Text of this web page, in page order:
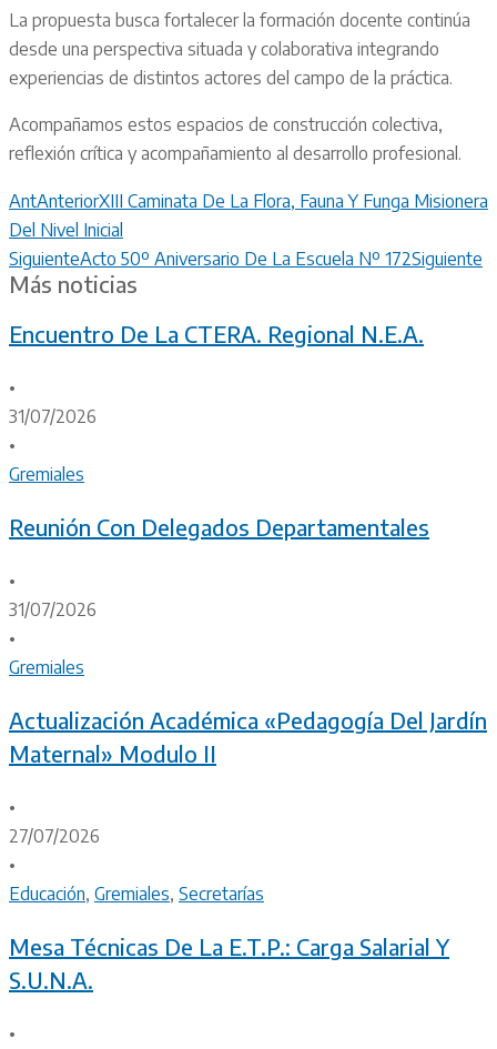
La propuesta busca fortalecer la formación docente continúa
desde una perspectiva situada y colaborativa integrando
experiencias de distintos actores del campo de la práctica.
Acompañamos estos espacios de construcción colectiva,
reflexión crítica y acompañamiento al desarrollo profesional.
AntAnteriorXIII Caminata De La Flora, Fauna Y Funga Misionera
Del Nivel Inicial
SiguienteActo 50º Aniversario De La Escuela Nº 172Siguiente
Más noticias
Encuentro De La CTERA. Regional N.E.A.
•
31/07/2026
•
Gremiales
Reunión Con Delegados Departamentales
•
31/07/2026
•
Gremiales
Actualización Académica «Pedagogía Del Jardín
Maternal» Modulo II
•
27/07/2026
•
Educación, Gremiales, Secretarías
Mesa Técnicas De La E.T.P.: Carga Salarial Y
S.U.N.A.
•